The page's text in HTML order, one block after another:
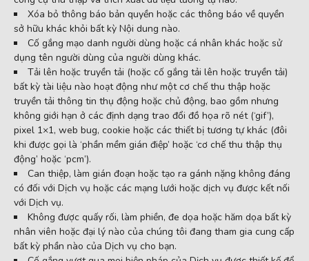
Xóa bỏ thông báo bản quyền hoặc các thông báo về quyền
sở hữu khác khỏi bất kỳ Nội dung nào.
Cố gắng mạo danh người dùng hoặc cá nhân khác hoặc sử
dụng tên người dùng của người dùng khác.
Tải lên hoặc truyền tải (hoặc cố gắng tải lên hoặc truyền tải)
bất kỳ tài liệu nào hoạt động như một cơ chế thu thập hoặc
truyền tải thông tin thụ động hoặc chủ động, bao gồm nhưng
không giới hạn ở các định dạng trao đổi đồ họa rõ nét (‘gif’),
pixel 1×1, web bug, cookie hoặc các thiết bị tương tự khác (đôi
khi được gọi là ‘phần mềm gián điệp’ hoặc ‘cơ chế thu thập thụ
động’ hoặc ‘pcm’).
Can thiệp, làm gián đoạn hoặc tạo ra gánh nặng không đáng
có đối với Dịch vụ hoặc các mạng lưới hoặc dịch vụ được kết nối
với Dịch vụ.
Không được quấy rối, làm phiền, đe dọa hoặc hăm dọa bất kỳ
nhân viên hoặc đại lý nào của chúng tôi đang tham gia cung cấp
bất kỳ phần nào của Dịch vụ cho bạn.